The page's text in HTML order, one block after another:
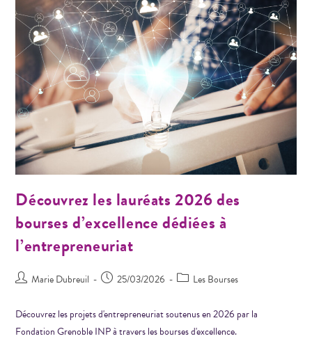
Découvrez les lauréats 2026 des
bourses d’excellence dédiées à
l’entrepreneuriat
Marie Dubreuil 25/03/2026 Les Bourses
Découvrez les projets d'entrepreneuriat soutenus en 2026 par la
Fondation Grenoble INP à travers les bourses d'excellence.